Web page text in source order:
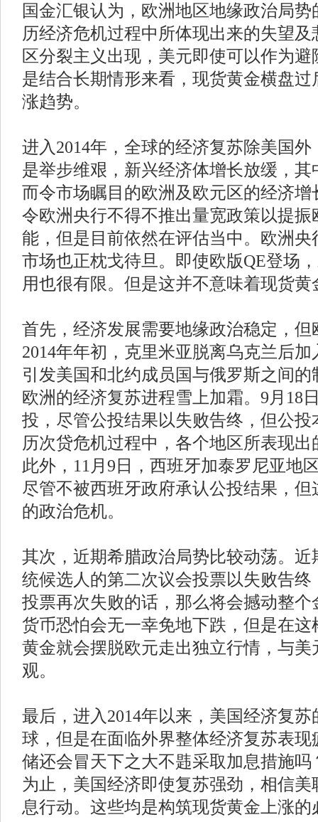
国金汇银认为，欧洲地区地缘政治局
历经济危机过程中所体现出来的失望
区分裂主义出现，美元即使可以作为
是结合长期情形来看，现货黄金横盘
涨趋势。
进入2014年，全球的经济复苏除美国
是举步维艰，新兴经济体增长放缓，
而令市场瞩目的欧洲及欧元区的经济
令欧洲央行不得不推出量宽政策以提
能，但是目前依然在评估当中。欧洲央
市场也正枕戈待旦。即使欧版QE登场
用也很有限。但是这并不意味着现货
首先，经济发展需要地缘政治稳定，
2014年年初，克里米亚脱离乌克兰后
引发美国和北约成员国与俄罗斯之间
欧洲的经济复苏进程雪上加霜。9月18
投，尽管公投结果以失败告终，但公
历次贷危机过程中，各个地区所表现
此外，11月9日，西班牙加泰罗尼亚地
尽管不被西班牙政府承认公投结果，
的政治危机。
其次，近期希腊政治局势比较动荡。
统候选人的第二次议会投票以失败告终
投票再次失败的话，那么将会撼动整
货币恐怕会无一幸免地下跌，但是在
黄金就会摆脱欧元走出独立行情，与
观。
最后，进入2014年以来，美国经济复
球，但是在面临外界整体经济复苏表
储还会冒天下之大不韪采取加息措施
为止，美国经济即使复苏强劲，相信
息行动。这些均是构筑现货黄金上涨的